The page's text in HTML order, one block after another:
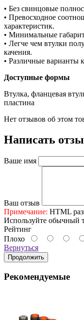
• Без свинцовые
• Превосходное
характеристик.
• Минимальные
• Легче чем втулки
качения.
• Различные варианты
Доступные формы
Втулка, фланцевая
пластина
Нет отзывов об этом
Написать
Ваше имя
Ваш отзыв
Примечание: HTML
Используйте обычный
Рейтинг
Плохо
Вернуться
Продолжить
Рекомендуемые